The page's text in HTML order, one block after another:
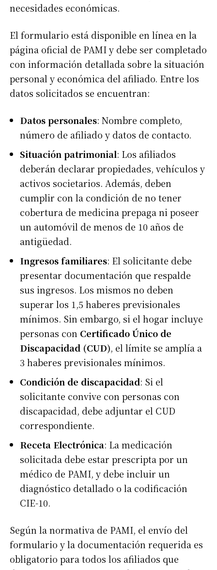
necesidades económicas.
El formulario está disponible en línea en la
página oficial de PAMI y debe ser completado
con información detallada sobre la situación
personal y económica del afiliado. Entre los
datos solicitados se encuentran:
Datos personales: Nombre completo,
número de afiliado y datos de contacto.
Situación patrimonial: Los afiliados
deberán declarar propiedades, vehículos y
activos societarios. Además, deben
cumplir con la condición de no tener
cobertura de medicina prepaga ni poseer
un automóvil de menos de 10 años de
antigüedad.
Ingresos familiares: El solicitante debe
presentar documentación que respalde
sus ingresos. Los mismos no deben
superar los 1,5 haberes previsionales
mínimos. Sin embargo, si el hogar incluye
personas con Certificado Único de
Discapacidad (CUD), el límite se amplía a
3 haberes previsionales mínimos.
Condición de discapacidad: Si el
solicitante convive con personas con
discapacidad, debe adjuntar el CUD
correspondiente.
Receta Electrónica: La medicación
solicitada debe estar prescripta por un
médico de PAMI, y debe incluir un
diagnóstico detallado o la codificación
CIE-10.
Según la normativa de PAMI, el envío del
formulario y la documentación requerida es
obligatorio para todos los afiliados que